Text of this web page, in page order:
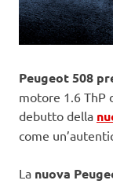
Peugeot 508
motore 1.6 ThP
debutto della
come
La nuova